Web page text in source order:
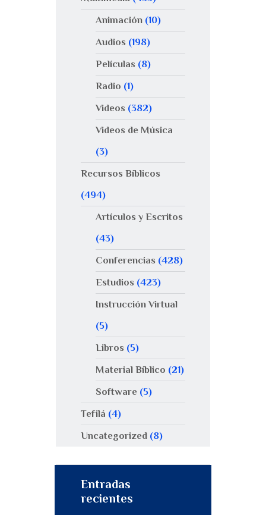
Animación(10)
Audios (198)
Películas (8)
Radio (1)
Videos (382)
Videos de Música
(3)
Recursos Bíblicos
(494)
Artículos y Escritos
(43)
Conferencias (428)
Estudios (423)
Instrucción Virtual
(5)
Libros (5)
Material Bíblico (21)
Software(5)
Tefilá (4)
Uncategorized (8)
Entradas
recientes